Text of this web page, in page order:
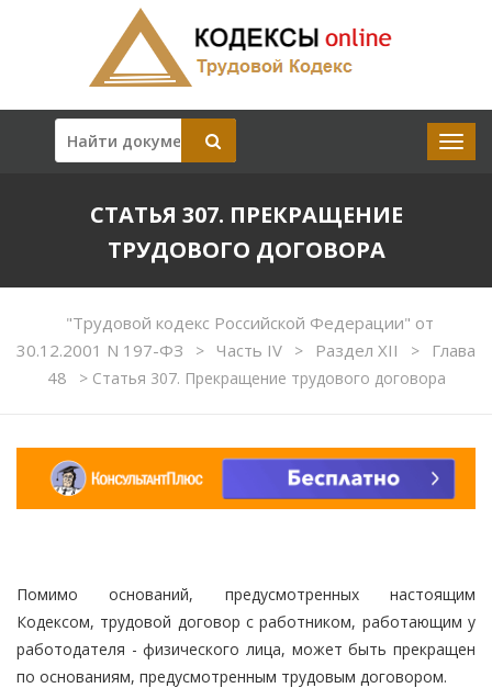
СТАТЬЯ 307. ПРЕКРАЩЕНИЕ
ТРУДОВОГО ДОГОВОРА
"Трудовой кодекс Российской Федерации" от
30.12.2001 N 197-ФЗ
> Часть IV > Раздел XII >
Глава
48
>Статья 307. Прекращение трудового договора
Помимо оснований, предусмотренных настоящим
Кодексом, трудовой договор с работником, работающим у
работодателя - физического лица, может быть прекращен
по основаниям, предусмотренным трудовым договором.